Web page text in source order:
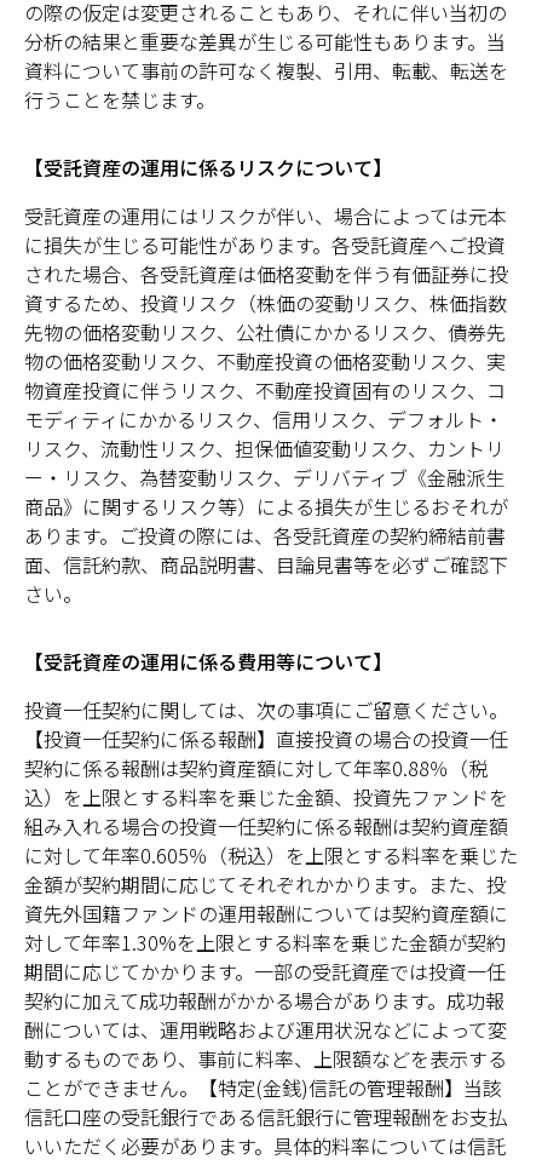
の際の仮定は変更されることもあり、それに伴い当初の
分析の結果と重要な差異が生じる可能性もあります。当
資料について事前の許可なく複製、引用、転載、転送を
行うことを禁じます。
【受託資産の運用に係るリスクについて】
受託資産の運用にはリスクが伴い、場合によっては元本
に損失が生じる可能性があります。各受託資産へご投資
された場合、各受託資産は価格変動を伴う有価証券に投
資するため、投資リスク（株価の変動リスク、株価指数
先物の価格変動リスク、公社債にかかるリスク、債券先
物の価格変動リスク、不動産投資の価格変動リスク、実
物資産投資に伴うリスク、不動産投資固有のリスク、コ
モディティにかかるリスク、信用リスク、デフォルト・
リスク、流動性リスク、担保価値変動リスク、カントリ
ー・リスク、為替変動リスク、デリバティブ《金融派生
商品》に関するリスク等）による損失が生じるおそれが
あります。ご投資の際には、各受託資産の契約締結前書
面、信託約款、商品説明書、目論見書等を必ずご確認下
さい。
【受託資産の運用に係る費用等について】
投資一任契約に関しては、次の事項にご留意ください。
【投資一任契約に係る報酬】直接投資の場合の投資一任
契約に係る報酬は契約資産額に対して年率0.88％（税
込）を上限とする料率を乗じた金額、投資先ファンドを
組み入れる場合の投資一任契約に係る報酬は契約資産額
に対して年率0.605％（税込）を上限とする料率を乗じた
金額が契約期間に応じてそれぞれかかります。また、投
資先外国籍ファンドの運用報酬については契約資産額に
対して年率1.30%を上限とする料率を乗じた金額が契約
期間に応じてかかります。一部の受託資産では投資一任
契約に加えて成功報酬がかかる場合があります。成功報
酬については、運用戦略および運用状況などによって変
動するものであり、事前に料率、上限額などを表示する
ことができません。【特定(金銭)信託の管理報酬】当該
信託口座の受託銀行である信託銀行に管理報酬をお支払
いいただく必要があります。具体的料率については信託